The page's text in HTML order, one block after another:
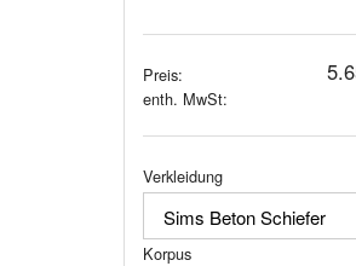
Preis:
enth. MwSt:
Verkleidung
Korpus